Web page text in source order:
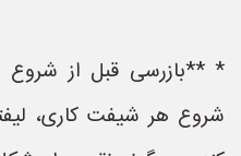
* **بازرسی قبل از شروع
شروع هر شیفت کاری،